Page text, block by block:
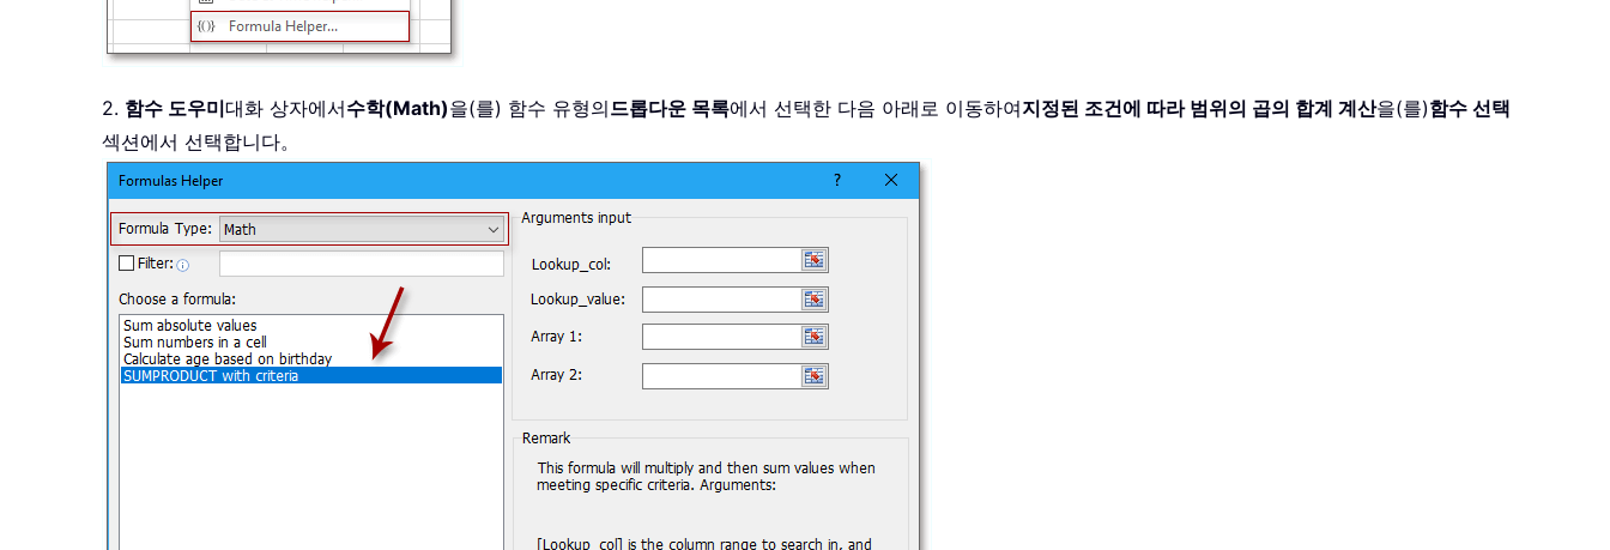
2. 함수 도우미대화 상자에서수학(Math)을(를) 함수 유형의드롭다운 목록에서 선택한 다음 아래로 이동하여지정된 조건에 따라 범위의 곱의 합계 계산을(를)함수 선택
섹션에서 선택합니다。